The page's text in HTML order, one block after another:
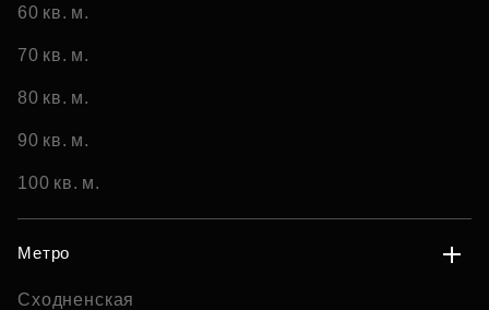
60 кв. м.
70 кв. м.
80 кв. м.
90 кв. м.
100 кв. м.
Метро
Сходненская